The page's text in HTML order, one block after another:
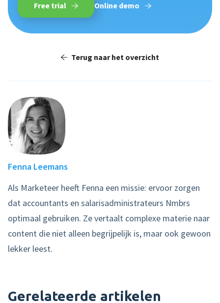
Free trial Online demo
Terug naar het overzicht
Fenna Leemans
Als Marketeer heeft Fenna een missie: ervoor zorgen
dat accountants en salarisadministrateurs Nmbrs
optimaal gebruiken. Ze vertaalt complexe materie naar
content die niet alleen begrijpelijk is, maar ook gewoon
lekker leest.
Gerelateerde artikelen